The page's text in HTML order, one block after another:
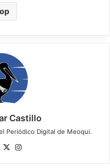
Castillo
Periódico Digital de Meoqui.
Facebook
X